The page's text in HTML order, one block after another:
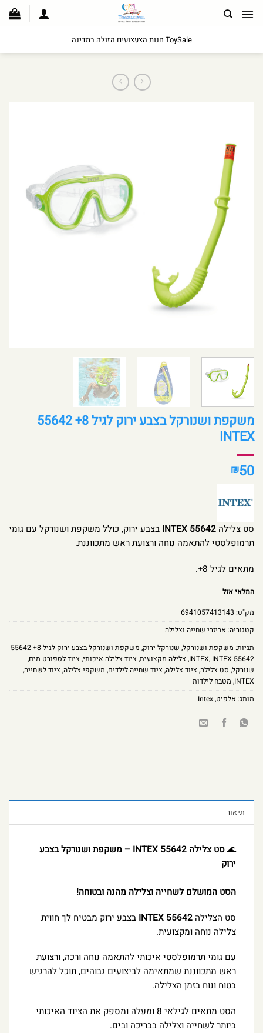
לתוכן
ToySale חנות הצעצועים הזולה במדינה
משקפת ושנורקל בצבע ירוק לגיל 8+ 55642
INTEX
₪50
סט צלילה INTEX 55642 בצבע ירוק, כולל משקפת ושנורקל עם גומי
תרמופלסטי להתאמה נוחה ורצועת ראש מתכווננת.
מתאים לגיל 8+.
המלאי אזל
מק"ט: 6941057413143
קטגוריה: אביזרי שחייה וצלילה
תגיות: משקפת ושנורקל, שנורקל ירוק,
משקפת ושנורקל בצבע ירוק לגיל 8+ 55642
INTEX, INTEX 55642
, צלילה מקצועית, ציוד צלילה איכותי, ציוד לספורט מים,
שנורקל, סט צלילה, ציוד צלילה, ציוד שחייה לילדים, משקפי צלילה, ציוד לשחייה,
INTEX
, מטבח לילדות
מותג: אלפיט,
Intex
תיאור
🌊
סט צלילה INTEX 55642 – משקפת ושנורקל בצבע
ירוק
הסט המושלם לשחייה וצלילה מהנה ובטוחה!
סט הצלילה INTEX 55642 בצבע ירוק מבטיח לך חווית
צלילה נוחה ומקצועית.
עם גומי תרמופלסטי איכותי להתאמה נוחה ורכה, ורצועת
ראש מתכווננת שמתאימה לביצועים גבוהים, תוכל להרגיש
בטוח ונוח בזמן הצלילה.
הסט מתאים לגילאי 8 ומעלה ומספק את הציוד האיכותי
ביותר לשחייה וצלילה בבריכה ובים.